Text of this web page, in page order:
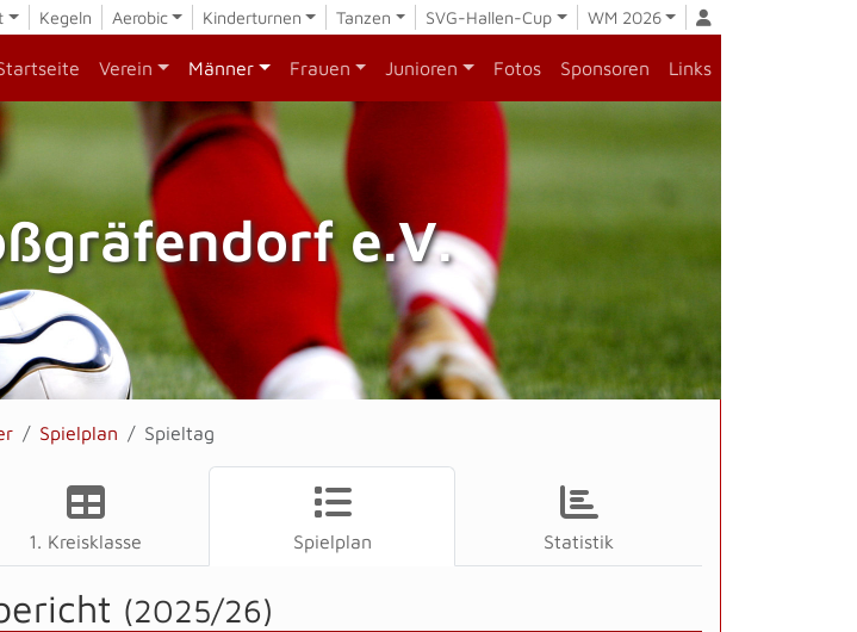
Kegeln Aerobic Kinderturnen Tanzen SVG-Hallen-Cup WM 2026
Verein Männer Frauen Junioren Fotos Sponsoren Links
e.V.
Spielplan Spieltag
1. Kreisklasse Spielplan Statistik
(2025/26)